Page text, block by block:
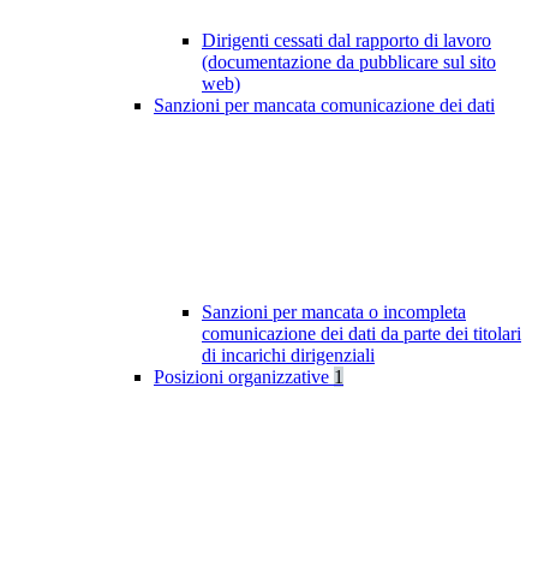
Dirigenti cessati dal rapporto di lavoro
(documentazione da pubblicare sul sito
web)
Sanzioni per mancata comunicazione dei dati
Sanzioni per mancata o incompleta
comunicazione dei dati da parte dei titolari
di incarichi dirigenziali
Posizioni organizzative 1